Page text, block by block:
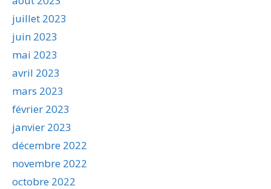
juillet 2023
juin 2023
mai 2023
avril 2023
mars 2023
février 2023
janvier 2023
décembre 2022
novembre 2022
octobre 2022